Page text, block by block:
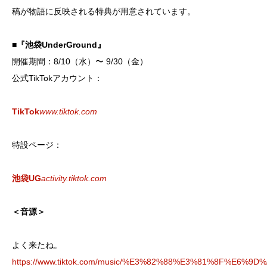
稿が物語に反映される特典が用意されています。
■『池袋UnderGround』
開催期間：8/10（水）〜 9/30（金）
公式TikTokアカウント：
TikTokwww.tiktok.com
特設ページ：
池袋UGactivity.tiktok.com
＜音源＞
よく来たね。
https://www.tiktok.com/music/